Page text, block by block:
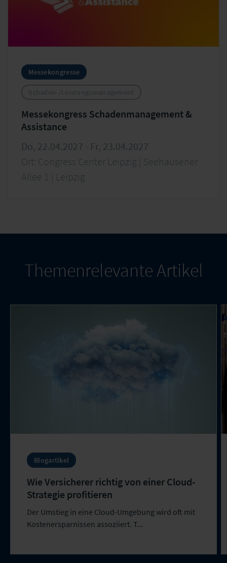
Messekongresse
Messekongress Schadenmanagement &
Assistance
Do, 22.04.2027 - Fr, 23.04.2027
Ort: Congress Center Leipzig | Seehausener
Allee 1 | Leipzig
Themenrelevante Artikel
Blogartikel
Wie Versicherer richtig von einer Cloud-
Strategie profitieren
Der Umstieg in eine Cloud-Umgebung wird oft mit
Kostenersparnissen assoziiert. T...